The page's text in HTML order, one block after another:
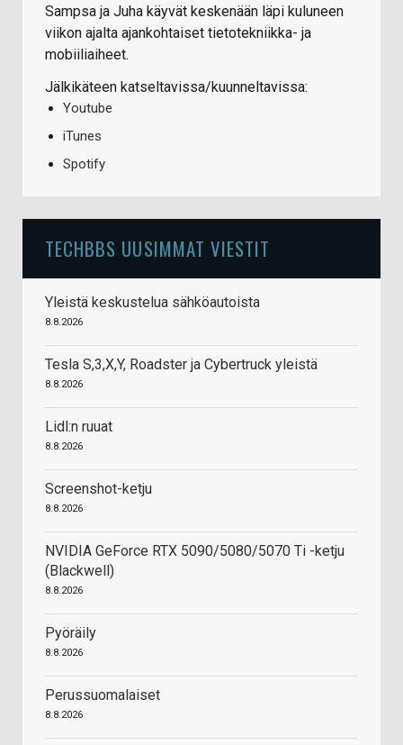
Sampsa ja Juha käyvät keskenään läpi kuluneen
viikon ajalta ajankohtaiset tietotekniikka- ja
mobiiliaiheet.
Jälkikäteen katseltavissa/kuunneltavissa:
Youtube
iTunes
Spotify
TECHBBS UUSIMMAT VIESTIT
Yleistä keskustelua sähköautoista
8.8.2026
Tesla S,3,X,Y, Roadster ja Cybertruck yleistä
8.8.2026
Lidl:n ruuat
8.8.2026
Screenshot-ketju
8.8.2026
NVIDIA GeForce RTX 5090/5080/5070 Ti -ketju
(Blackwell)
8.8.2026
Pyöräily
8.8.2026
Perussuomalaiset
8.8.2026